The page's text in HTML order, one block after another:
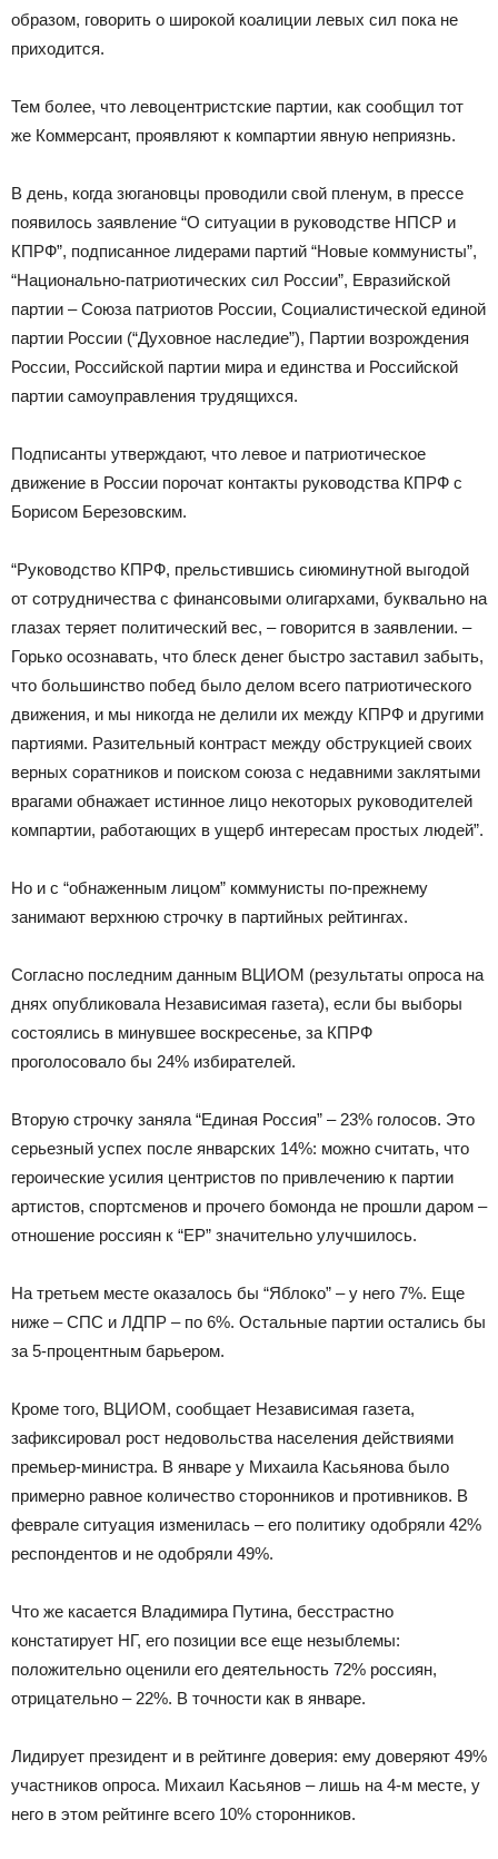
образом, говорить о широкой коалиции левых сил пока не
приходится.
Тем более, что левоцентристские партии, как сообщил тот
же Коммерсант, проявляют к компартии явную неприязнь.
В день, когда зюгановцы проводили свой пленум, в прессе
появилось заявление “О ситуации в руководстве НПСР и
КПРФ”, подписанное лидерами партий “Новые коммунисты”,
“Национально-патриотических сил России”, Евразийской
партии – Союза патриотов России, Социалистической единой
партии России (“Духовное наследие”), Партии возрождения
России, Российской партии мира и единства и Российской
партии самоуправления трудящихся.
Подписанты утверждают, что левое и патриотическое
движение в России порочат контакты руководства КПРФ с
Борисом Березовским.
“Руководство КПРФ, прельстившись сиюминутной выгодой
от сотрудничества с финансовыми олигархами, буквально на
глазах теряет политический вес, – говорится в заявлении. –
Горько осознавать, что блеск денег быстро заставил забыть,
что большинство побед было делом всего патриотического
движения, и мы никогда не делили их между КПРФ и другими
партиями. Разительный контраст между обструкцией своих
верных соратников и поиском союза с недавними заклятыми
врагами обнажает истинное лицо некоторых руководителей
компартии, работающих в ущерб интересам простых людей”.
Но и с “обнаженным лицом” коммунисты по-прежнему
занимают верхнюю строчку в партийных рейтингах.
Согласно последним данным ВЦИОМ (результаты опроса на
днях опубликовала Независимая газета), если бы выборы
состоялись в минувшее воскресенье, за КПРФ
проголосовало бы 24% избирателей.
Вторую строчку заняла “Единая Россия” – 23% голосов. Это
серьезный успех после январских 14%: можно считать, что
героические усилия центристов по привлечению к партии
артистов, спортсменов и прочего бомонда не прошли даром –
отношение россиян к “ЕР” значительно улучшилось.
На третьем месте оказалось бы “Яблоко” – у него 7%. Еще
ниже – СПС и ЛДПР – по 6%. Остальные партии остались бы
за 5-процентным барьером.
Кроме того, ВЦИОМ, сообщает Независимая газета,
зафиксировал рост недовольства населения действиями
премьер-министра. В январе у Михаила Касьянова было
примерно равное количество сторонников и противников. В
феврале ситуация изменилась – его политику одобряли 42%
респондентов и не одобряли 49%.
Что же касается Владимира Путина, бесстрастно
констатирует НГ, его позиции все еще незыблемы:
положительно оценили его деятельность 72% россиян,
отрицательно – 22%. В точности как в январе.
Лидирует президент и в рейтинге доверия: ему доверяют 49%
участников опроса. Михаил Касьянов – лишь на 4-м месте, у
него в этом рейтинге всего 10% сторонников.